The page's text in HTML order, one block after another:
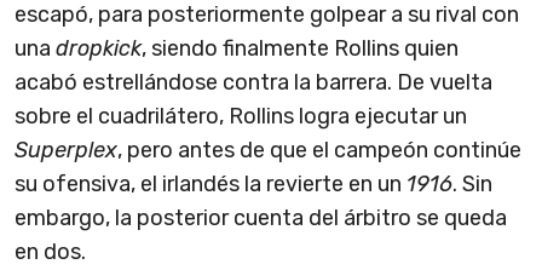
escapó, para posteriormente golpear a su rival con
una dropkick, siendo finalmente Rollins quien
acabó estrellándose contra la barrera. De vuelta
sobre el cuadrilátero, Rollins logra ejecutar un
Superplex, pero antes de que el campeón continúe
su ofensiva, el irlandés la revierte en un 1916. Sin
embargo, la posterior cuenta del árbitro se queda
en dos.